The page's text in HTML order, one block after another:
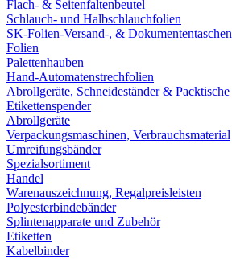
Flach- & Seitenfaltenbeutel
Schlauch- und Halbschlauchfolien
SK-Folien-Versand-, & Dokumententaschen
Folien
Palettenhauben
Hand-Automatenstrechfolien
Abrollgeräte, Schneideständer & Packtische
Etikettenspender
Abrollgeräte
Verpackungsmaschinen, Verbrauchsmaterial
Umreifungsbänder
Spezialsortiment
Handel
Warenauszeichnung, Regalpreisleisten
Polyesterbindebänder
Splintenapparate und Zubehör
Etiketten
Kabelbinder